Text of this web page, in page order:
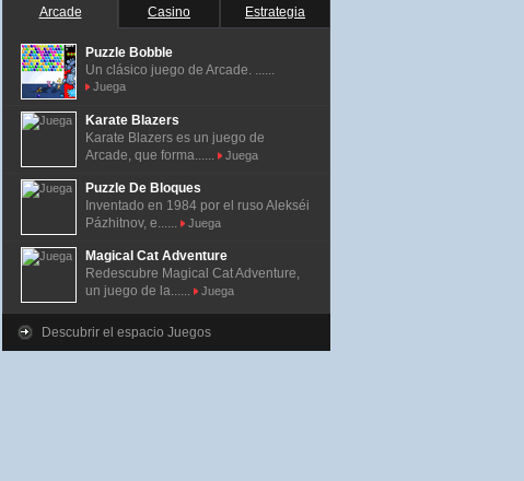
Arcade Casino Estrategia
Puzzle Bobble
Un clásico juego de Arcade. ......
Juega
Karate Blazers
Karate Blazers es un juego de
Arcade, que forma......
Juega
Puzzle De Bloques
Inventado en 1984 por el ruso Alekséi
Pázhitnov, e......
Juega
Magical Cat Adventure
Redescubre Magical Cat Adventure,
un juego de la......
Juega
Descubrir el espacio Juegos